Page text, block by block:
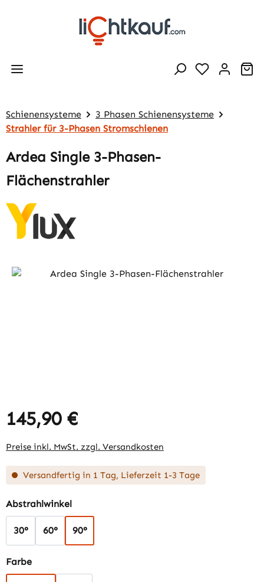
Zum Hauptinhalt springen
Schienensysteme
3 Phasen Schienensysteme
Strahler für 3-Phasen Stromschienen
Ardea Single 3-Phasen-
Flächenstrahler
Bildergalerie überspringen
Regulärer Preis:
145,90 €
Preise inkl. MwSt. zzgl. Versandkosten
Versandfertig in 1 Tag, Lieferzeit 1-3 Tage
Abstrahlwinkelauswählen
30° 60° 90°
Farbeauswählen